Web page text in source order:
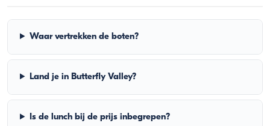
Waar vertrekken de boten?
Land je in Butterfly Valley?
Is de lunch bij de prijs inbegrepen?